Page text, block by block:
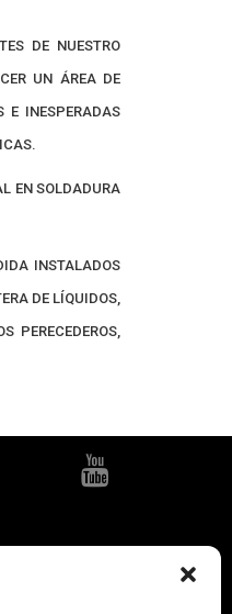
DE NUESTRO
UN ÁREA DE
E INESPERADAS
EN SOLDADURA
INSTALADOS
DE LÍQUIDOS,
PERECEDEROS,